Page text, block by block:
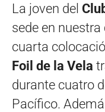
La joven del
sede en
cuarta
Foil de la Vela
durante cuatro
Pacífico.